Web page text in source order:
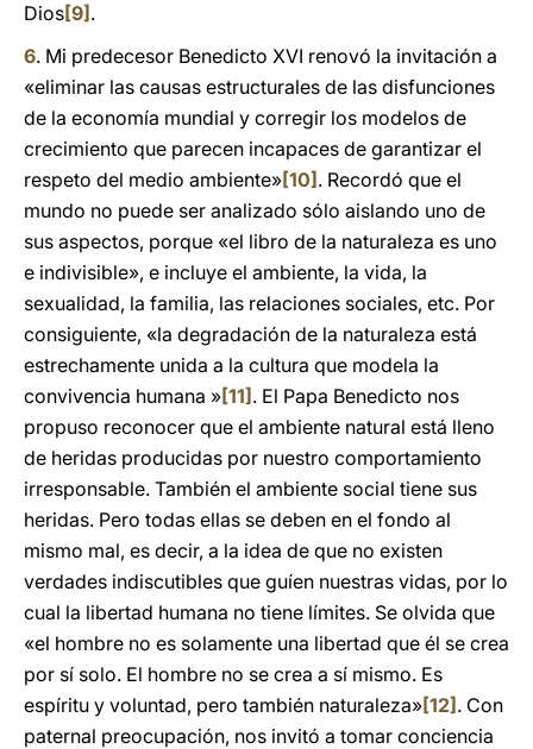
Dios[9] .
6. Mi predecesor Benedicto XVI renovó la invitación a
«eliminar las causas estructurales de las disfunciones
de la economía mundial y corregir los modelos de
crecimiento que parecen incapaces de garantizar el
respeto del medio ambiente»[10] . Recordó que el
mundo no puede ser analizado sólo aislando uno de
sus aspectos, porque «el libro de la naturaleza es uno
e indivisible», e incluye el ambiente, la vida, la
sexualidad, la familia, las relaciones sociales, etc. Por
consiguiente, «la degradación de la naturaleza está
estrechamente unida a la cultura que modela la
convivencia humana »[11] . El Papa Benedicto nos
propuso reconocer que el ambiente natural está lleno
de heridas producidas por nuestro comportamiento
irresponsable. También el ambiente social tiene sus
heridas. Pero todas ellas se deben en el fondo al
mismo mal, es decir, a la idea de que no existen
verdades indiscutibles que guíen nuestras vidas, por lo
cual la libertad humana no tiene límites. Se olvida que
«el hombre no es solamente una libertad que él se crea
por sí solo. El hombre no se crea a sí mismo. Es
espíritu y voluntad, pero también naturaleza»[12] . Con
paternal preocupación, nos invitó a tomar conciencia